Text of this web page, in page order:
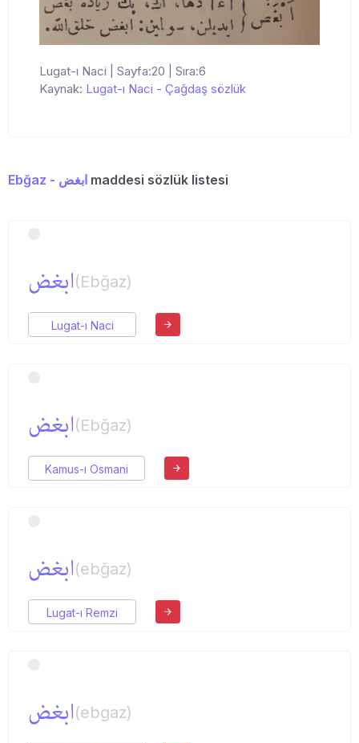
Lugat-ı Naci | Sayfa:20 | Sıra:6
Kaynak: Lugat-ı Naci - Çağdaş sözlük
Ebğaz - ابغض maddesi sözlük listesi
ابغض(Ebğaz)
Lugat-ı Naci
ابغض(Ebğaz)
Kamus-ı Osmani
ابغض(ebğaz)
Lugat-ı Remzi
ابغض(ebgaz)